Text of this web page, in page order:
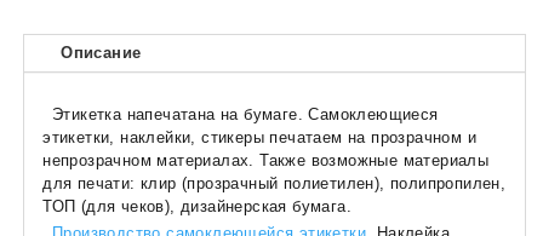
Описание
Этикетка напечатана на бумаге. Самоклеющиеся
этикетки, наклейки, стикеры печатаем на прозрачном и
непрозрачном материалах. Также возможные материалы
для печати: клир (прозрачный полиетилен), полипропилен,
ТОП (для чеков), дизайнерская бумага.